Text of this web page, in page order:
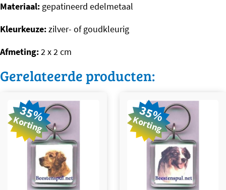
Materiaal: gepatineerd edelmetaal
Kleurkeuze:zilver- of goudkleurig
Afmeting:2 x 2 cm
Gerelateerde producten:
35%
Korting 35%
Korting